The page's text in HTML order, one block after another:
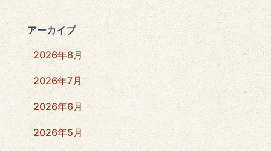
アーカイブ
2026年8月
2026年7月
2026年6月
2026年5月